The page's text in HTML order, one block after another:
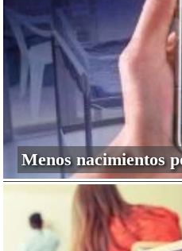
Menos nacimientos